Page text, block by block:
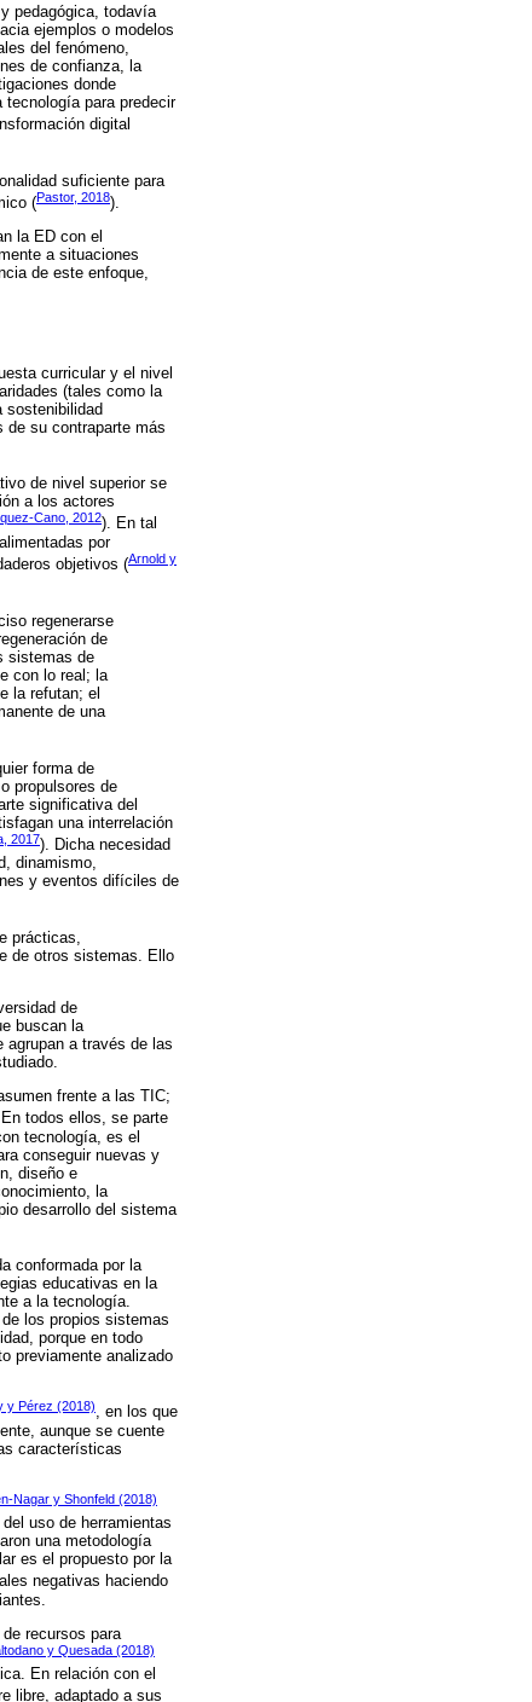
pedagógica, todavía
ejemplos o modelos
del fenómeno,
de confianza, la
donde
para predecir
digital
suficiente para
(Pastor, 2018).
la ED con el
a situaciones
de este enfoque,
curricular y el nivel
(tales como la
sostenibilidad
de su contraparte más
de nivel superior se
a los actores
Cano, 2012). En tal
por
objetivos (Arnold y
regenerarse
de
sistemas de
con lo real; la
la refutan; el
de una
forma de
propulsores de
significativa del
una interrelación
2017). Dicha necesidad
dinamismo,
y eventos difíciles de
prácticas,
de otros sistemas. Ello
de
buscan la
a través de las
frente a las TIC;
todos ellos, se parte
tecnología, es el
conseguir nuevas y
diseño e
la
desarrollo del sistema
conformada por la
educativas en la
a la tecnología.
los propios sistemas
porque en todo
previamente analizado
y Pérez (2018), en los que
aunque se cuente
características
Nagar y Shonfeld (2018)
uso de herramientas
una metodología
es el propuesto por la
negativas haciendo
recursos para
y Quesada (2018)
En relación con el
libre, adaptado a sus